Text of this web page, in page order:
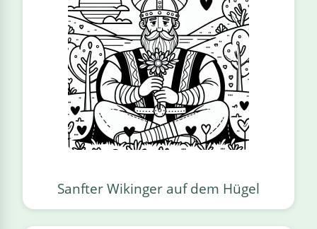
Sanfter Wikinger auf dem Hügel